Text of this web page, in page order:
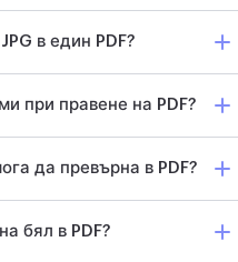
в един PDF?
при правене на PDF?
да превърна в PDF?
бял в PDF?